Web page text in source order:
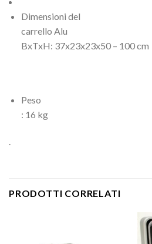
Dimensioni del
carrello Alu
BxTxH: 37x23x23x50 – 100 cm
Peso
: 16 kg
PRODOTTI CORRELATI